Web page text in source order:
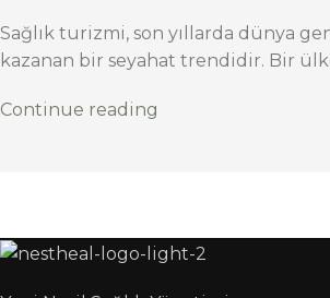
Sağlık turizmi, son yıllarda dünya
kazanan bir seyahat trendidir. Bir
Continue reading